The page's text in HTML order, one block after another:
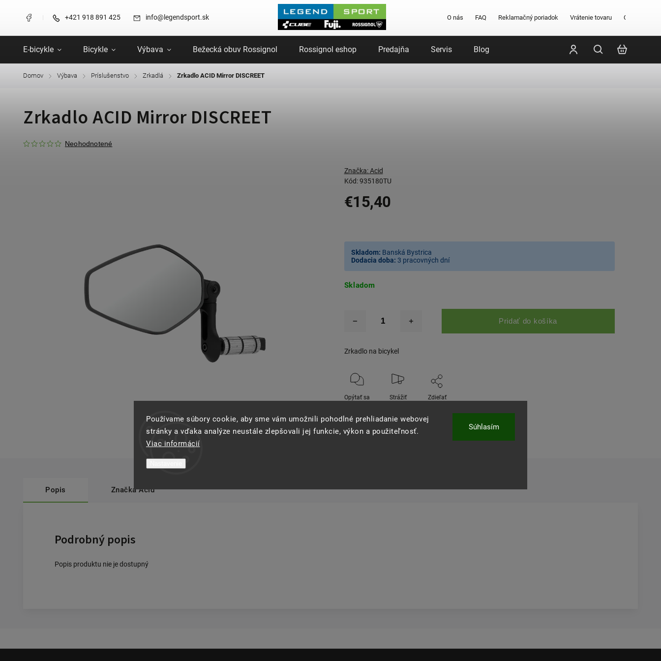
Používame súbory cookie, aby sme vám umožnili pohodlné prehliadanie webovej
stránky a vďaka analýze neustále zlepšovali jej funkcie, výkon a použiteľnosť.
Viac informácií
Súhlasím
+421 918 891 425 info@legendsport.sk O nás FAQ Reklamačný poriadok Vrátenie tovaru Obchodné
E-bicykle Bicykle Výbava Bežecká obuv Rossignol Rossignol eshop Predajňa Servis Blog Značky
Domov / Výbava / Príslušenstvo / Zrkadlá / Zrkadlo ACID Mirror DISCREET
Zrkadlo ACID Mirror DISCREET
Neohodnotené
Kód: 935180TU
Značka:Acid
€15,40
Skladom
Skladom: Banská Bystrica
Dodacia doba: 3 pracovných dní
Pridať do košíka
Zrkadlo na bicykel
Opýtať sa Strážiť Zdieľať
Popis ZnačkaAcid
Podrobný popis
Popis produktu nie je dostupný